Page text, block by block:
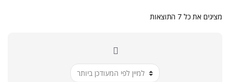
מציגים את כל ⁦7⁩ התוצאות
ממוין
ביותר